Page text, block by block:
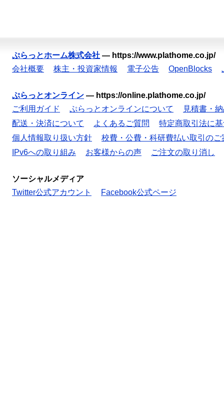
ぷらっとホーム株式会社 — https://www.plathome.co.jp/
会社概要
株主・投資家情報 電子公告 OpenBlocks
ぷらっとオンライン — https://online.plathome.co.jp/
ご利用ガイド
ぷらっとオンラインについて
見積書・
配送・決済について
よくあるご質問
特定商取引法に
個人情報取り扱い方針
校費・公費・科研費払い取引のご
IPv6への取り組み
お客様からの声 ご注文の取り消し
ソーシャルメディア
Twitter公式アカウント
Facebook公式ページ